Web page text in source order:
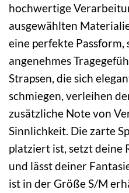
hochwertige
ausgewählten
eine perfekte Passform,
angenehmes
Strapsen, die sich
schmiegen, verleihen
zusätzliche Note von
Sinnlichkeit. Die zarte
platziert ist, setzt deine
und lässt deiner
ist in der Größe S/M